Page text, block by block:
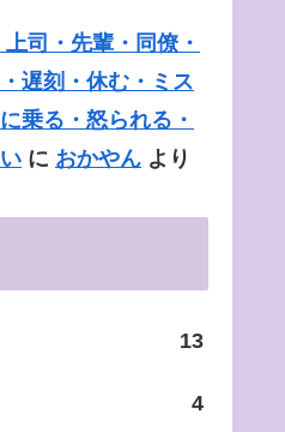
上司・先輩・同僚・
遅刻・休む・ミス
乗る・怒られる・
に おかやん より
13
4